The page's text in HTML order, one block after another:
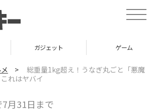
t
o
v
ガジェット ゲーム
>
総重量1kg超え！うなぎ丸ごと「悪魔
れはヤバイ
月31日まで